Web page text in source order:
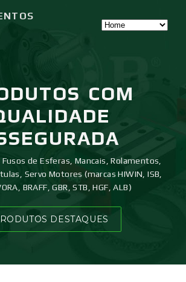
COM
de Esferas, Mancais, Rolamentos,
Servo Motores (marcas HIWIN, ISB,
BRAFF, GBR, STB, HGF, ALB)
DESTAQUES